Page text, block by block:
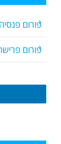
פורום
פורום